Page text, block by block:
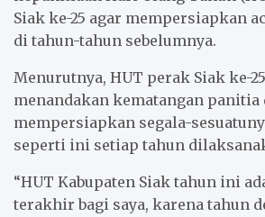
k
p
Siak ke-25 agar mempersiapkan
di tahun-tahun sebelumnya.
Menurutnya, HUT perak Siak ke-
menandakan kematangan panitia
mempersiapkan segala-
seperti ini setiap tahun
“HUT Kabupaten Siak tahun ini
terakhir bagi saya, karena tahun